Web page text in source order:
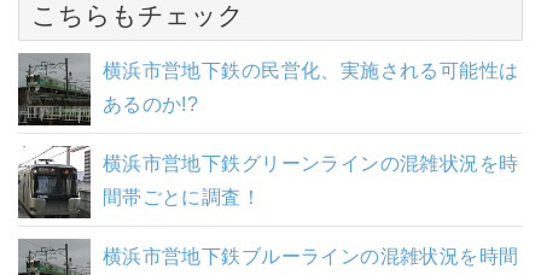
こちらもチェック
横浜市営地下鉄の民営化、実施される可能性は
あるのか!?
横浜市営地下鉄グリーンラインの混雑状況を時
間帯ごとに調査！
横浜市営地下鉄ブルーラインの混雑状況を時間